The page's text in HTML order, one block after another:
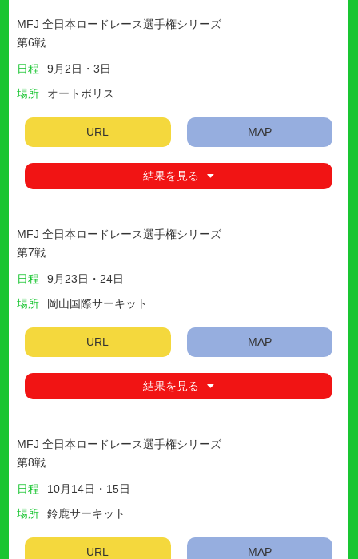
MFJ 全日本ロードレース選手権シリーズ
第6戦
日程
9月2日・3日
場所
オートポリス
URL MAP
結果を見る
MFJ 全日本ロードレース選手権シリーズ
第7戦
日程
9月23日・24日
場所
岡山国際サーキット
URL MAP
結果を見る
MFJ 全日本ロードレース選手権シリーズ
第8戦
日程
10月14日・15日
場所
鈴鹿サーキット
URL MAP